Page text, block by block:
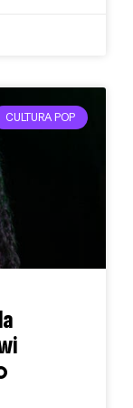
CULTURA POP